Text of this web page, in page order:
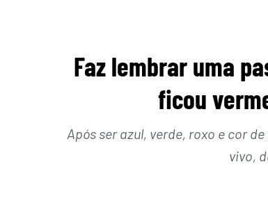
Faz lembrar uma
ficou
Após ser azul, verde, roxo e cor
vivo,